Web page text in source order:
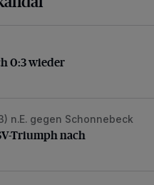
0:3 wieder aufgestanden“
0:3 wieder
Triumph nach
n.E. gegen Schonnebeck
Triumph nach